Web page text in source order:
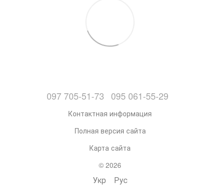
097 705-51-73 095 061-55-29
Контактная информация
Полная версия сайта
Карта сайта
© 2026
Укр Рус